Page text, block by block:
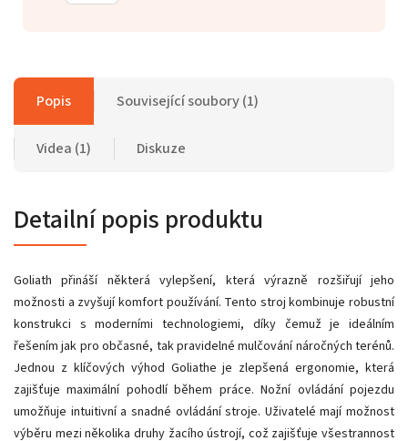
Popis Související soubory (1)
Videa (1) Diskuze
Detailní popis produktu
Goliath přináší některá vylepšení, která výrazně rozšiřují jeho
možnosti a zvyšují komfort používání. Tento stroj kombinuje robustní
konstrukci s moderními technologiemi, díky čemuž je ideálním
řešením jak pro občasné, tak pravidelné mulčování náročných terénů.
Jednou z klíčových výhod Goliathe je zlepšená ergonomie, která
zajišťuje maximální pohodlí během práce. Nožní ovládání pojezdu
umožňuje intuitivní a snadné ovládání stroje. Uživatelé mají možnost
výběru mezi několika druhy žacího ústrojí, což zajišťuje všestrannost